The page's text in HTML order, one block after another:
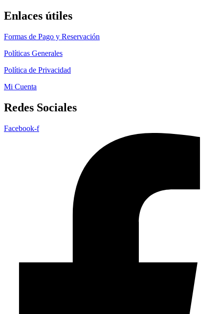
Enlaces útiles
Formas de Pago y Reservación
Políticas Generales
Política de Privacidad
Mi Cuenta
Redes Sociales
Facebook-f